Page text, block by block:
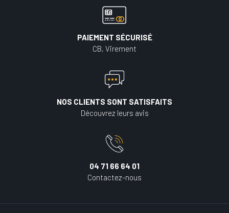
PAIEMENT SÉCURISÉ
CB, Virement
NOS CLIENTS SONT SATISFAITS
Découvrez leurs avis
04 71 66 64 01
Contactez-nous